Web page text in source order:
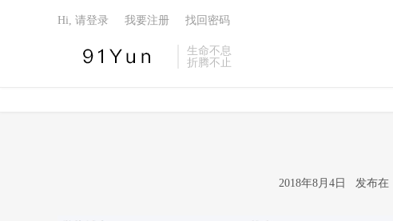
生命不息
折腾不止
Hi, 请登录 我要注册 找回密码
2018年8月4日 发布在